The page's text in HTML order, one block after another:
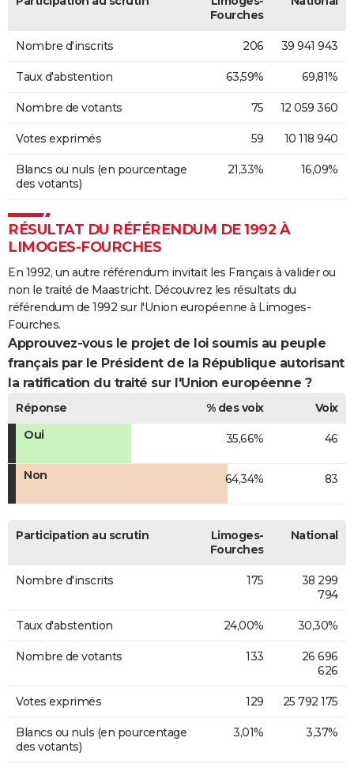
Fourches
Nombre d'inscrits 206 39 941 943
Taux d'abstention 63,59% 69,81%
Nombre de votants 75 12 059 360
Votes exprimés 59 10 118 940
Blancs ou nuls (en pourcentage
des votants)
21,33% 16,09%
RÉSULTAT DU RÉFÉRENDUM DE 1992 À
LIMOGES-FOURCHES
En 1992, un autre référendum invitait les Français à valider ou
non le traité de Maastricht. Découvrez les résultats du
référendum de 1992 sur l'Union européenne à Limoges-
Fourches.
Approuvez-vous le projet de loi soumis au peuple
français par le Président de la République autorisant
la ratification du traité sur l'Union européenne ?
Réponse % des voix
Voix
Oui
35,66% 46
Non 64,34% 83
Participation au scrutin
Limoges-
Fourches
National
Nombre d'inscrits 175
38 299
794
Taux d'abstention 24,00% 30,30%
Nombre de votants 133
26 696
626
Votes exprimés 129 25 792 175
Blancs ou nuls (en pourcentage
des votants)
3,01% 3,37%